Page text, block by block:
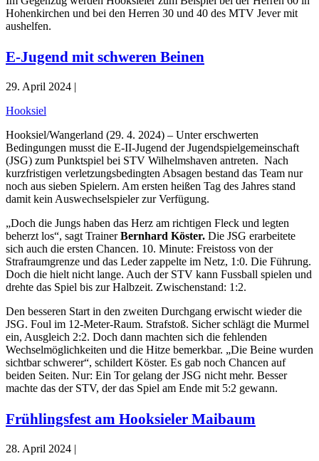
Hohenkirchen und bei den Herren 30 und 40 des MTV Jever mit
aushelfen.
E-Jugend mit schweren Beinen
29. April 2024 |
Hooksiel
Hooksiel/Wangerland (29. 4. 2024) – Unter erschwerten
Bedingungen musst die E-II-Jugend der Jugendspielgemeinschaft
(JSG) zum Punktspiel bei STV Wilhelmshaven antreten. Nach
kurzfristigen verletzungsbedingten Absagen bestand das Team nur
noch aus sieben Spielern. Am ersten heißen Tag des Jahres stand
damit kein Auswechselspieler zur Verfügung.
„Doch die Jungs haben das Herz am richtigen Fleck und legten
beherzt los“, sagt TrainerBernhard Köster. Die JSG erarbeitete
sich auch die ersten Chancen. 10. Minute: Freistoss von der
Strafraumgrenze und das Leder zappelte im Netz, 1:0. Die Führung.
Doch die hielt nicht lange. Auch der STV kann Fussball spielen und
drehte das Spiel bis zur Halbzeit. Zwischenstand: 1:2.
Den besseren Start in den zweiten Durchgang erwischt wieder die
JSG. Foul im 12-Meter-Raum. Strafstoß. Sicher schlägt die Murmel
ein, Ausgleich 2:2. Doch dann machten sich die fehlenden
Wechselmöglichkeiten und die Hitze bemerkbar. „Die Beine wurden
sichtbar schwerer“, schildert Köster. Es gab noch Chancen auf
beiden Seiten. Nur: Ein Tor gelang der JSG nicht mehr. Besser
machte das der STV, der das Spiel am Ende mit 5:2 gewann.
Frühlingsfest am Hooksieler Maibaum
28. April 2024 |